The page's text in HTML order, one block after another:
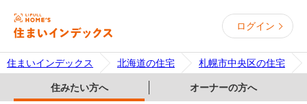
ログイン
住まいインデックス 北海道の住宅 札幌市中央区の住宅
住みたい方へ オーナーの方へ